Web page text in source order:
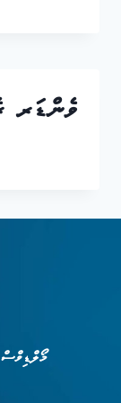
ވެންޑަރ